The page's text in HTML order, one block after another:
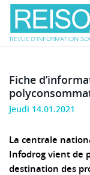
Fiche
Jeudi 14.01.2021
La centrale
Infodrog vient de
destination des